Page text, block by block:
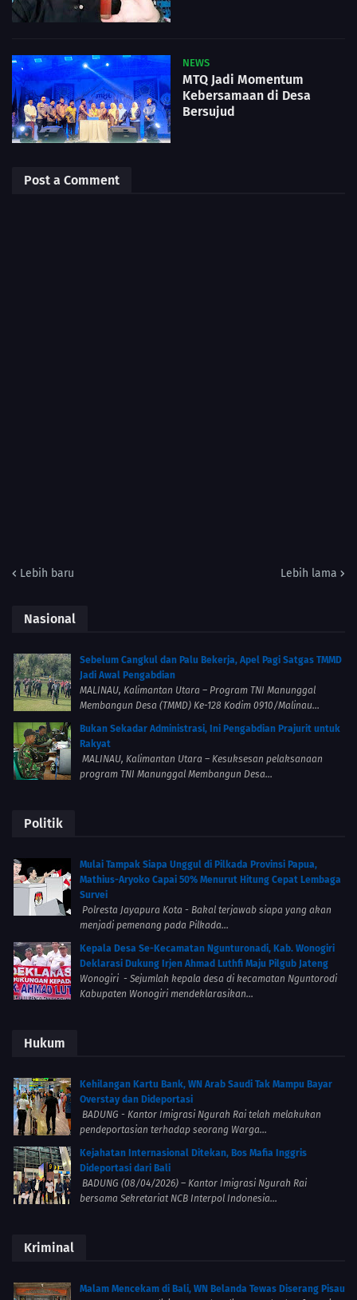
NEWS
MTQ Jadi Momentum
Kebersamaan di Desa
Bersujud
Post a Comment
Lebih baru Lebih lama
Nasional
Sebelum Cangkul dan Palu Bekerja, Apel Pagi Satgas TMMD
Jadi Awal Pengabdian
MALINAU, Kalimantan Utara – Program TNI Manunggal
Membangun Desa (TMMD) Ke-128 Kodim 0910/Malinau...
Bukan Sekadar Administrasi, Ini Pengabdian Prajurit untuk
Rakyat
MALINAU, Kalimantan Utara – Kesuksesan pelaksanaan
program TNI Manunggal Membangun Desa...
Politik
Mulai Tampak Siapa Unggul di Pilkada Provinsi Papua,
Mathius-Aryoko Capai 50% Menurut Hitung Cepat Lembaga
Survei
Polresta Jayapura Kota - Bakal terjawab siapa yang akan
menjadi pemenang pada Pilkada...
Kepala Desa Se-Kecamatan Ngunturonadi, Kab. Wonogiri
Deklarasi Dukung Irjen Ahmad Luthfi Maju Pilgub Jateng
Wonogiri - Sejumlah kepala desa di kecamatan Nguntorodi
Kabupaten Wonogiri mendeklarasikan...
Hukum
Kehilangan Kartu Bank, WN Arab Saudi Tak Mampu Bayar
Overstay dan Dideportasi
BADUNG - Kantor Imigrasi Ngurah Rai telah melakukan
pendeportasian terhadap seorang Warga...
Kejahatan Internasional Ditekan, Bos Mafia Inggris
Dideportasi dari Bali
BADUNG (08/04/2026) – Kantor Imigrasi Ngurah Rai
bersama Sekretariat NCB Interpol Indonesia...
Kriminal
Malam Mencekam di Bali, WN Belanda Tewas Diserang Pisau